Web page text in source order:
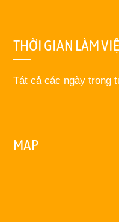
THỜI GIAN LÀM
Tát cả các ngày trong
MAP